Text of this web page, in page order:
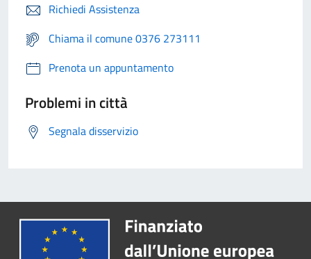
Richiedi Assistenza
Chiama il comune 0376 273111
Prenota un appuntamento
Problemi in città
Segnala disservizio